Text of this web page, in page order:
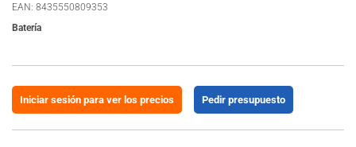
EAN: 8435550809353
Batería
Iniciar sesión para ver los precios Pedir presupuesto